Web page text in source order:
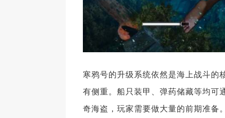
寒鸦号的升级系统依然是海上战斗的
有侧重。船只装甲、弹药储藏等均可
奇海盗，玩家需要做大量的前期准备